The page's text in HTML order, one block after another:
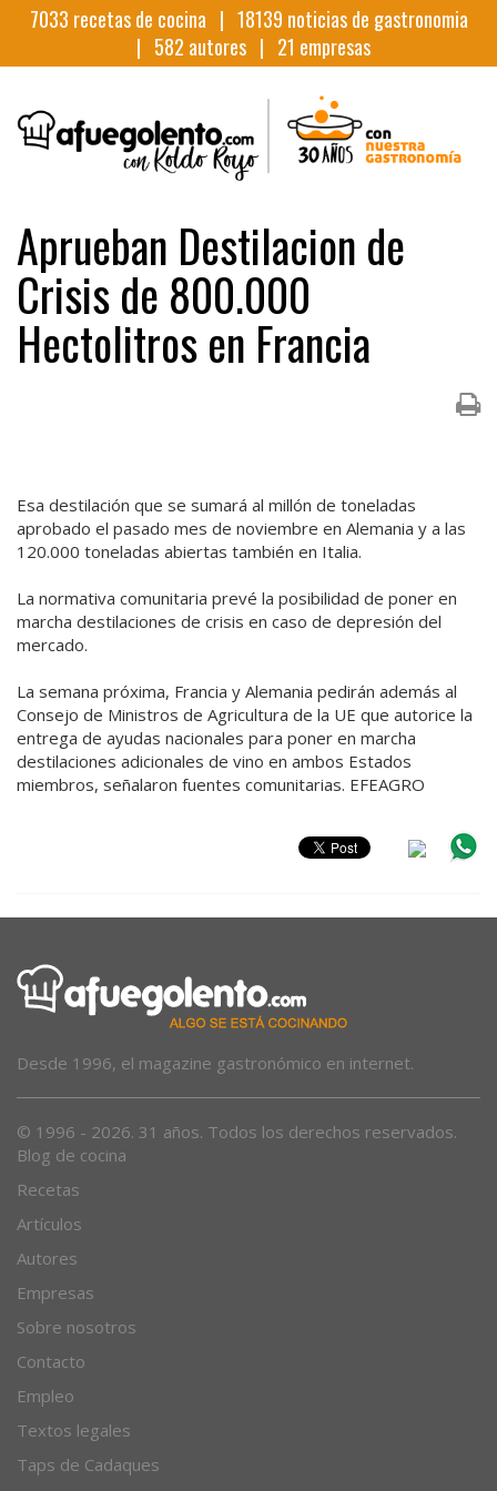
7033 recetas de cocina | 18139 noticias de gastronomia
| 582 autores | 21 empresas
Aprueban Destilacion de
Crisis de 800.000
Hectolitros en Francia
Esa destilación que se sumará al millón de toneladas
aprobado el pasado mes de noviembre en Alemania y a las
120.000 toneladas abiertas también en Italia.
La normativa comunitaria prevé la posibilidad de poner en
marcha destilaciones de crisis en caso de depresión del
mercado.
La semana próxima, Francia y Alemania pedirán además al
Consejo de Ministros de Agricultura de la UE que autorice la
entrega de ayudas nacionales para poner en marcha
destilaciones adicionales de vino en ambos Estados
miembros, señalaron fuentes comunitarias. EFEAGRO
Desde 1996, el magazine gastronómico en internet.
© 1996 - 2026. 31 años. Todos los derechos reservados.
Blog de cocina
Recetas
Artículos
Autores
Empresas
Sobre nosotros
Contacto
Empleo
Textos legales
Taps de Cadaques